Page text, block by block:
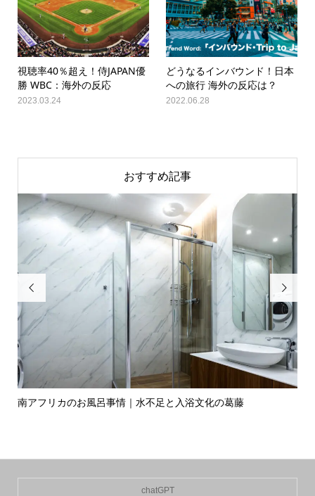
視聴率40％超え！侍JAPAN優
勝 WBC：海外の反応
2023.03.24
どうなるインバウンド！日本
への旅行 海外の反応は？
2022.06.28
おすすめ記事

南アフリカのお風呂事情｜水不足と入浴文化の葛藤

chatGPT